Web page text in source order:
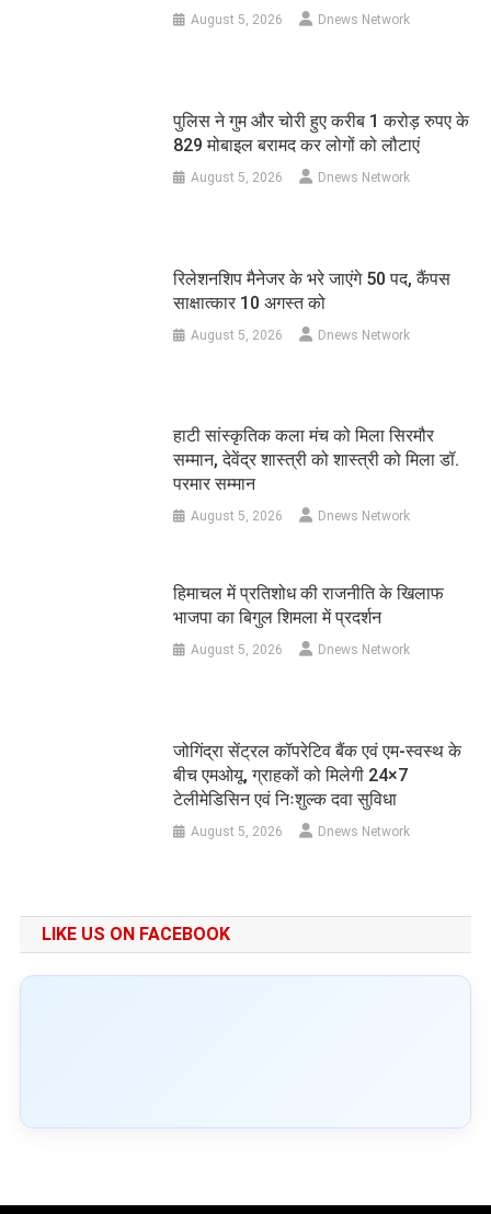
August 5, 2026 Dnews Network
पुलिस ने गुम और चोरी हुए करीब 1 करोड़ रुपए के
829 मोबाइल बरामद कर लोगों को लौटाएं
August 5, 2026 Dnews Network
रिलेशनशिप मैनेजर के भरे जाएंगे 50 पद, कैंपस
साक्षात्कार 10 अगस्त को
August 5, 2026 Dnews Network
हाटी सांस्कृतिक कला मंच को मिला सिरमौर
सम्मान, देवेंद्र शास्त्री को शास्त्री को मिला डॉ.
परमार सम्मान
August 5, 2026 Dnews Network
हिमाचल में प्रतिशोध की राजनीति के खिलाफ
भाजपा का बिगुल शिमला में प्रदर्शन
August 5, 2026 Dnews Network
जोगिंद्रा सेंट्रल कॉपरेटिव बैंक एवं एम-स्वस्थ के
बीच एमओयू, ग्राहकों को मिलेगी 24×7
टेलीमेडिसिन एवं निःशुल्क दवा सुविधा
August 5, 2026 Dnews Network
LIKE US ON FACEBOOK